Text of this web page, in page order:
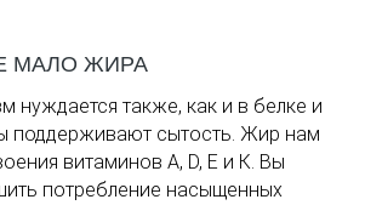
МАЛО ЖИРА
нуждается также, как и в белке и
поддерживают сытость. Жир нам
витаминов А, D, Е и К. Вы
потребление насыщенных